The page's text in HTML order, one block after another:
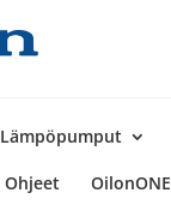
Lämpöpumput
Ohjeet OilonONE